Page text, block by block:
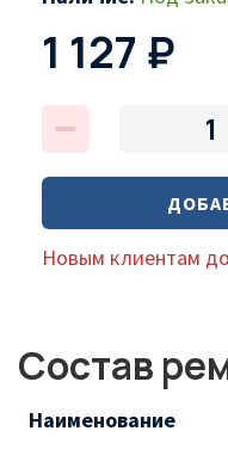
1 127 ₽
Новым клиентам
Состав
Наименование